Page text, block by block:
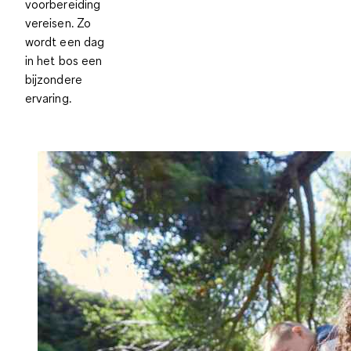
voorbereiding
vereisen. Zo
wordt een dag
in het bos een
bijzondere
ervaring.